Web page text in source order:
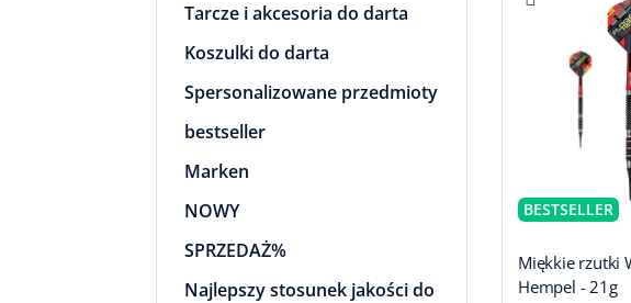
Tarcze i akcesoria do darta
Koszulki do darta
Spersonalizowane przedmioty
bestseller
Marken
NOWY
SPRZEDAŻ%
Najlepszy stosunek jakości do
BESTSELLER
Miękkie rzutki
Hempel - 21g